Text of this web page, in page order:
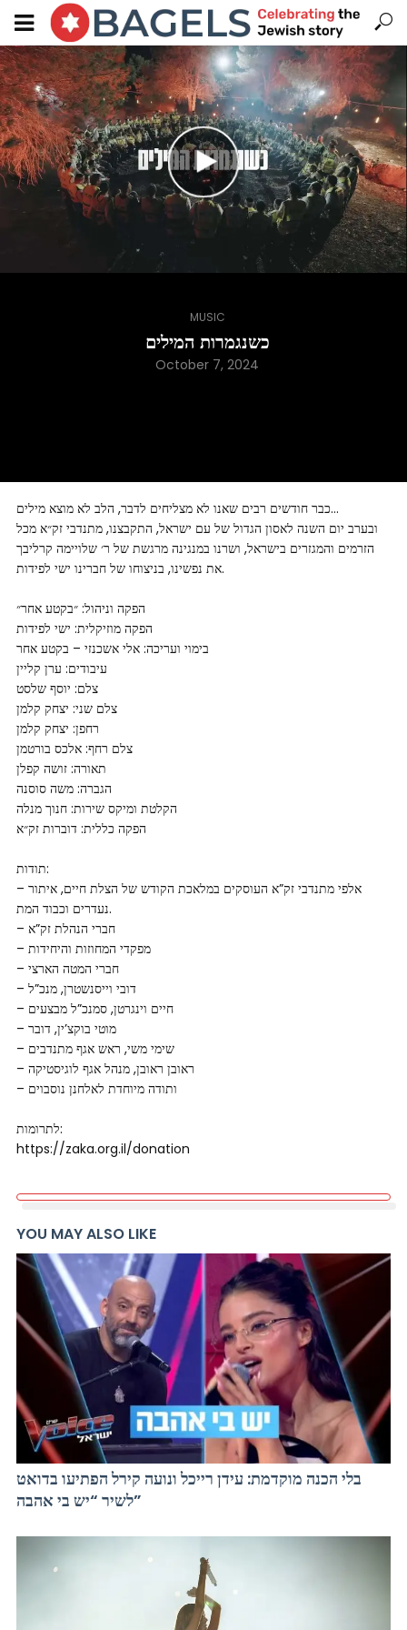
MUSIC
כשנגמרות המילים
October 7, 2024
כבר חודשים רבים שאנו לא מצליחים לדבר, הלב לא מוצא מילים…
ובערב יום השנה לאסון הגדול של עם ישראל, התקבצנו, מתנדבי זק״א מכל
הזרמים והמגזרים בישראל, ושרנו במנגינה מרגשת של ר׳ שלויימה קרליבך
את נפשינו, בניצוחו של חברינו ישי לפידות.
הפקה וניהול: ״בקטע אחר״
הפקה מוזיקלית: ישי לפידות
בימוי ועריכה: אלי אשכנזי – בקטע אחר
עיבודים: ערן קליין
צלם: יוסף שלסט
צלם שני: יצחק קלמן
רחפן: יצחק קלמן
צלם רחף: אלכס בורטמן
תאורה: זושה קפלן
הגברה: משה סוסנה
הקלטת ומיקס שירות: חנוך מנלה
הפקה כללית: דוברות זק״א
תודות:
– אלפי מתנדבי זק”א העוסקים במלאכת הקודש של הצלת חיים, איתור
נעדרים וכבוד המת.
– חברי הנהלת זק”א
– מפקדי המחוזות והיחידות
– חברי המטה הארצי
– דובי וייסנשטרן, מנכ”ל
– חיים וינגרטן, סמנכ”ל מבצעים
– מוטי בוקצ’ין, דובר
– שימי משי, ראש אגף מתנדבים
– ראובן ראובן, מנהל אגף לוגיסטיקה
– ותודה מיוחדת לאלחנן נוסבוים
לתרומות:
https://zaka.org.il/donation
YOU MAY ALSO LIKE
בלי הכנה מוקדמת: עידן רייכל ונועה קירל הפתיעו בדואט
לשיר “יש בי אהבה”